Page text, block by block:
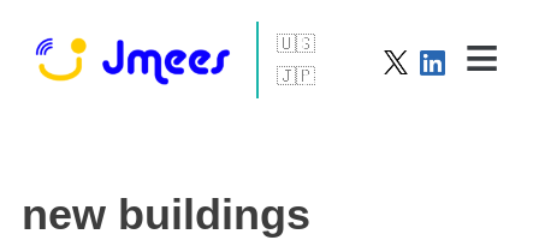
English
日本語
Info
new buildings